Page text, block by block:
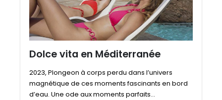
Dolce vita en Méditerranée
2023, Plongeon à corps perdu dans l’univers
magnétique de ces moments fascinants en bord
d’eau. Une ode aux moments parfaits...